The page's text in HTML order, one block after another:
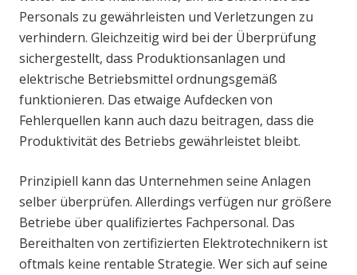
Personals zu gewährleisten und Verletzungen zu
verhindern. Gleichzeitig wird bei der Überprüfung
sichergestellt, dass Produktionsanlagen und
elektrische Betriebsmittel ordnungsgemäß
funktionieren. Das etwaige Aufdecken von
Fehlerquellen kann auch dazu beitragen, dass die
Produktivität des Betriebs gewährleistet bleibt.
Prinzipiell kann das Unternehmen seine Anlagen
selber überprüfen. Allerdings verfügen nur größere
Betriebe über qualifiziertes Fachpersonal. Das
Bereithalten von zertifizierten Elektrotechnikern ist
oftmals keine rentable Strategie. Wer sich auf seine